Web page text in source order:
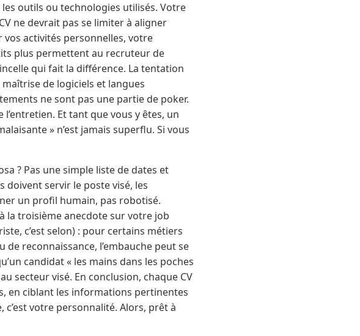
outils ou technologies utilisés. Votre
ne devrait pas se limiter à aligner
vos activités personnelles, votre
plus permettent au recruteur de
qui fait la différence. La tentation
de logiciels et langues
ne sont pas une partie de poker.
Et tant que vous y êtes, un
» n’est jamais superflu. Si vous
? Pas une simple liste de dates et
doivent servir le poste visé, les
un profil humain, pas robotisé.
la troisième anecdote sur votre job
c’est selon) : pour certains métiers
reconnaissance, l’embauche peut se
candidat « les mains dans les poches
secteur visé. En conclusion, chaque CV
en ciblant les informations pertinentes
votre personnalité. Alors, prêt à